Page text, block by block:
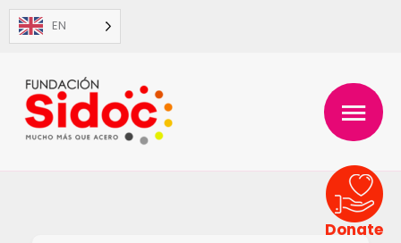
EN
Skip
MAIN
MENU
Donate